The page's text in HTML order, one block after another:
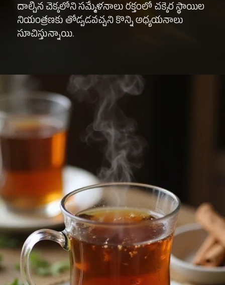
దాల్చిన చెక్కలోని సమ్మేళనాలు రక్తంలో చక్కెర స్థాయిల
నియంత్రణకు తోడ్పడవచ్చని కొన్ని అధ్యయనాలు
సూచిస్తున్నాయి.